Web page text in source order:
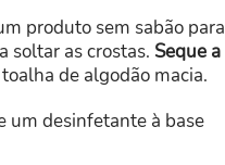
produto sem sabão para
soltar as crostas. Seque a
de algodão macia.
um desinfetante à base